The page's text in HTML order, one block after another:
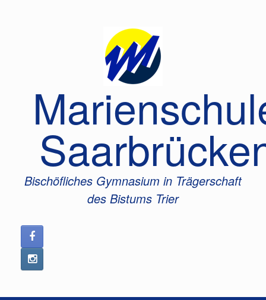
Bischöfliches Gymnasium in Trägerschaft
des Bistums Trier